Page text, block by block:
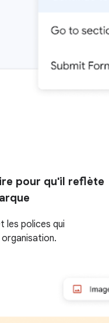
pour qu'il reflète
les polices qui